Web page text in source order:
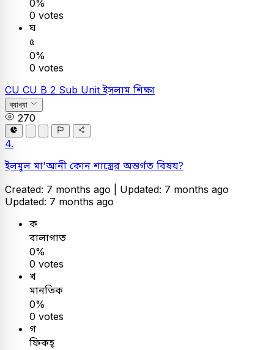
0%
0 votes
ঘ
৫
0%
0 votes
CU CU B 2 Sub Unitইসলাম শিক্ষা
ব্যাখ্যা
270
4.
ইলমুল মা'আনী কোন শাস্ত্রের অন্তর্গত বিষয়?
Created: 7 months ago | Updated: 7 months ago
Updated: 7 months ago
ক
বালাগাত
0%
0 votes
খ
মানতিক
0%
0 votes
গ
ফিকহ্